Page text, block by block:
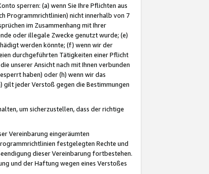
sperren: (a) wenn Sie Ihre Pflichten aus
Programmrichtlinien) nicht innerhalb von 7
im Zusammenhang mit Ihrer
oder illegale Zwecke genutzt wurde; (e)
werden könnte; (f) wenn wir der
durchgeführten Tätigkeiten einer Pflicht
unserer Ansicht nach mit Ihnen verbunden
haben) oder (h) wenn wir das
gilt jeder Verstoß gegen die Bestimmungen
um sicherzustellen, dass der richtige
Vereinbarung eingeräumten
festgelegten Rechte und
dieser Vereinbarung fortbestehen.
und der Haftung wegen eines Verstoßes